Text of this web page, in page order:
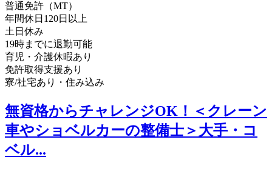
普通免許（MT）
年間休日120日以上
土日休み
19時までに退勤可能
育児・介護休暇あり
免許取得支援あり
寮/社宅あり・住み込み
無資格からチャレンジOK！＜クレーン
車やショベルカーの整備士＞大手・コ
ベル...